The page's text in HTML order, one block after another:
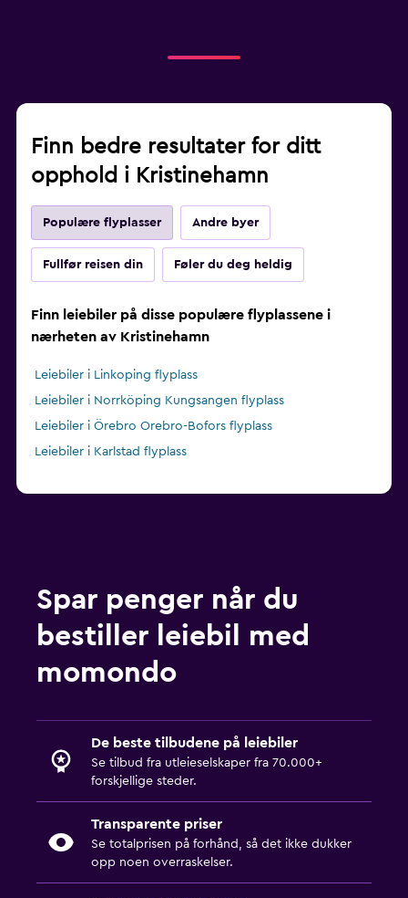
Finn bedre resultater for ditt
opphold i Kristinehamn
Populære flyplasser Andre byer
Fullfør reisen din Føler du deg heldig
Finn leiebiler på disse populære flyplassene i
nærheten av Kristinehamn
Leiebiler i Linkoping flyplass
Leiebiler i Norrköping Kungsangen flyplass
Leiebiler i Örebro Orebro-Bofors flyplass
Leiebiler i Karlstad flyplass
Spar penger når du
bestiller leiebil med
momondo
De beste tilbudene på leiebiler
Se tilbud fra utleieselskaper fra 70.000+
forskjellige steder.
Transparente priser
Se totalprisen på forhånd, så det ikke dukker
opp noen overraskelser.